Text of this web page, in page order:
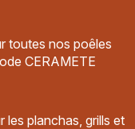
toutes nos poêles
CERAMETE
les planchas, grills et